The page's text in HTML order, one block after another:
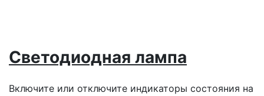
Светодиодная лампа
Включите или отключите индикаторы состояния на